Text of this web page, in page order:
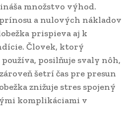
množstvo výhod.
a nulových nákladov
prispieva aj k
Človek, ktorý
posilňuje svaly nôh,
šetrí čas pre presun
znižuje stres spojený
komplikáciami v